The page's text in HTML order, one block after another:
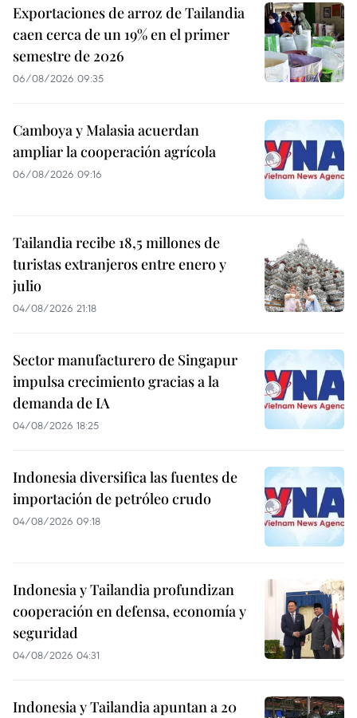
Exportaciones de arroz de Tailandia
caen cerca de un 19% en el primer
semestre de 2026
06/08/2026 09:35
Camboya y Malasia acuerdan
ampliar la cooperación agrícola
06/08/2026 09:16
Tailandia recibe 18,5 millones de
turistas extranjeros entre enero y
julio
04/08/2026 21:18
Sector manufacturero de Singapur
impulsa crecimiento gracias a la
demanda de IA
04/08/2026 18:25
Indonesia diversifica las fuentes de
importación de petróleo crudo
04/08/2026 09:18
Indonesia y Tailandia profundizan
cooperación en defensa, economía y
seguridad
04/08/2026 04:31
Indonesia y Tailandia apuntan a 20